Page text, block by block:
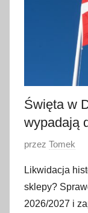
Święta w
wypadają
O
u
b
l
przez Tomek
Likwidacja
sklepy?
2026/2027 i